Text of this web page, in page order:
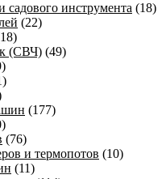
садового инструмента (18)
(22)
(СВЧ) (49)
(177)
(76)
и термопотов (10)
(11)